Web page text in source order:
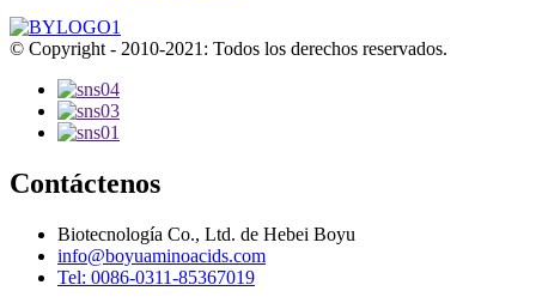
© Copyright - 2010-2021: Todos los derechos reservados.
Contáctenos
Biotecnología Co., Ltd. de Hebei Boyu
info@boyuaminoacids.com
Tel: 0086-0311-85367019